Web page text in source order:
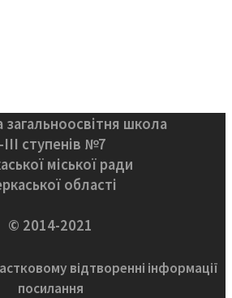
загальноосвітня школа
ІІІ ступенів №7
міської ради
області
© 2014-2021
відтворенні інформації
посилання